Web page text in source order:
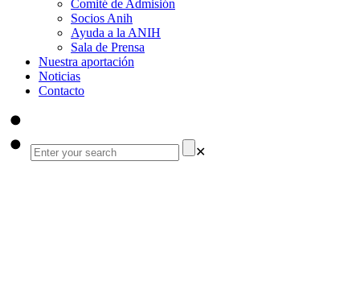
Comité de Admisión
Socios Anih
Ayuda a la ANIH
Sala de Prensa
Nuestra aportación
Noticias
Contacto
✕